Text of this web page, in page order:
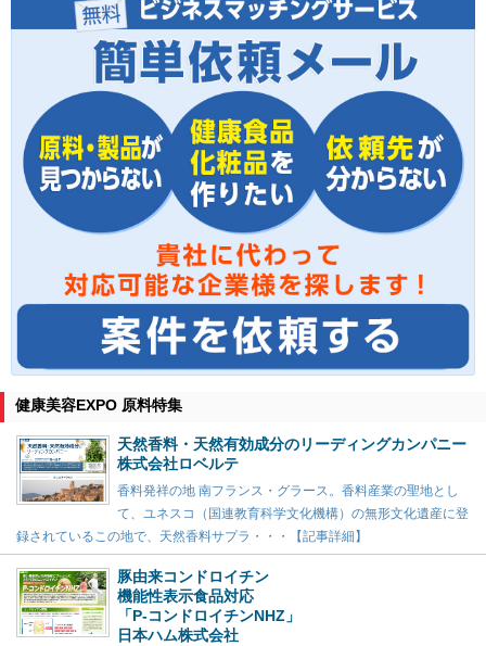
健康美容EXPO 原料特集
天然香料・天然有効成分のリーディングカンパニー
株式会社ロベルテ
香料発祥の地 南フランス・グラース。香料産業の聖地とし
て、ユネスコ（国連教育科学文化機構）の無形文化遺産に登
録されているこの地で、天然香料サプラ・・・【記事詳細】
豚由来コンドロイチン
機能性表示食品対応
「P-コンドロイチンNHZ」
日本ハム株式会社